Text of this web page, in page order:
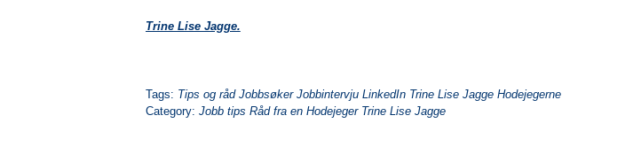
Trine Lise Jagge.
Tags: Tips og råd Jobbsøker Jobbintervju LinkedIn Trine Lise Jagge Hodejegerne
Category: Jobb tips Råd fra en Hodejeger Trine Lise Jagge